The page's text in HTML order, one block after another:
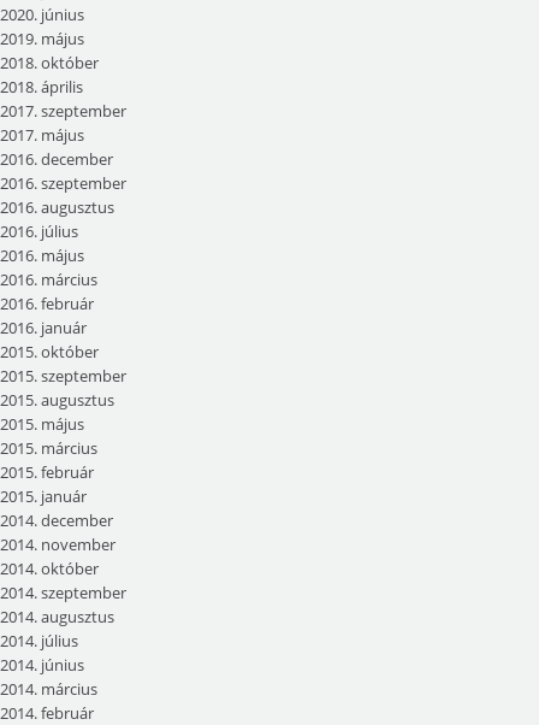
2020. június
2019. május
2018. október
2018. április
2017. szeptember
2017. május
2016. december
2016. szeptember
2016. augusztus
2016. július
2016. május
2016. március
2016. február
2016. január
2015. október
2015. szeptember
2015. augusztus
2015. május
2015. március
2015. február
2015. január
2014. december
2014. november
2014. október
2014. szeptember
2014. augusztus
2014. július
2014. június
2014. március
2014. február